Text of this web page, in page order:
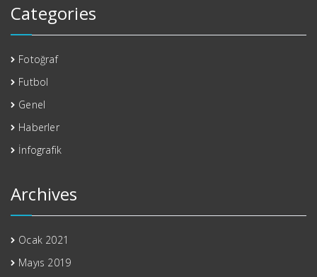
Categories
Fotoğraf
Futbol
Genel
Haberler
İnfografik
Archives
Ocak 2021
Mayıs 2019